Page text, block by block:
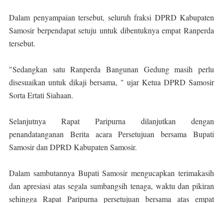
Dalam penyampaian tersebut, seluruh fraksi DPRD Kabupaten
Samosir berpendapat setuju untuk dibentuknya empat Ranperda
tersebut.
"Sedangkan satu Ranperda Bangunan Gedung masih perlu
disesuaikan untuk dikaji bersama, " ujar Ketua DPRD Samosir
Sorta Ertati Siahaan.
Selanjutnya Rapat Paripurna dilanjutkan dengan
penandatanganan Berita acara Persetujuan bersama Bupati
Samosir dan DPRD Kabupaten Samosir.
Dalam sambutannya Bupati Samosir mengucapkan terimakasih
dan apresiasi atas segala sumbangsih tenaga, waktu dan pikiran
sehingga Rapat Paripurna persetujuan bersama atas empat